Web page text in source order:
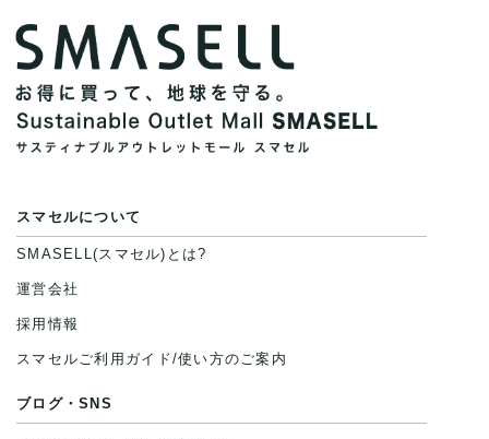
スマセルについて
SMASELL(スマセル)とは?
運営会社
採用情報
スマセルご利用ガイド/使い方のご案内
ブログ・SNS